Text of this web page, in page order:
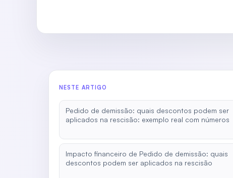
NESTE ARTIGO
Pedido de demissão: quais descontos podem ser
aplicados na rescisão: exemplo real com números
Impacto financeiro de Pedido de demissão: quais
descontos podem ser aplicados na rescisão